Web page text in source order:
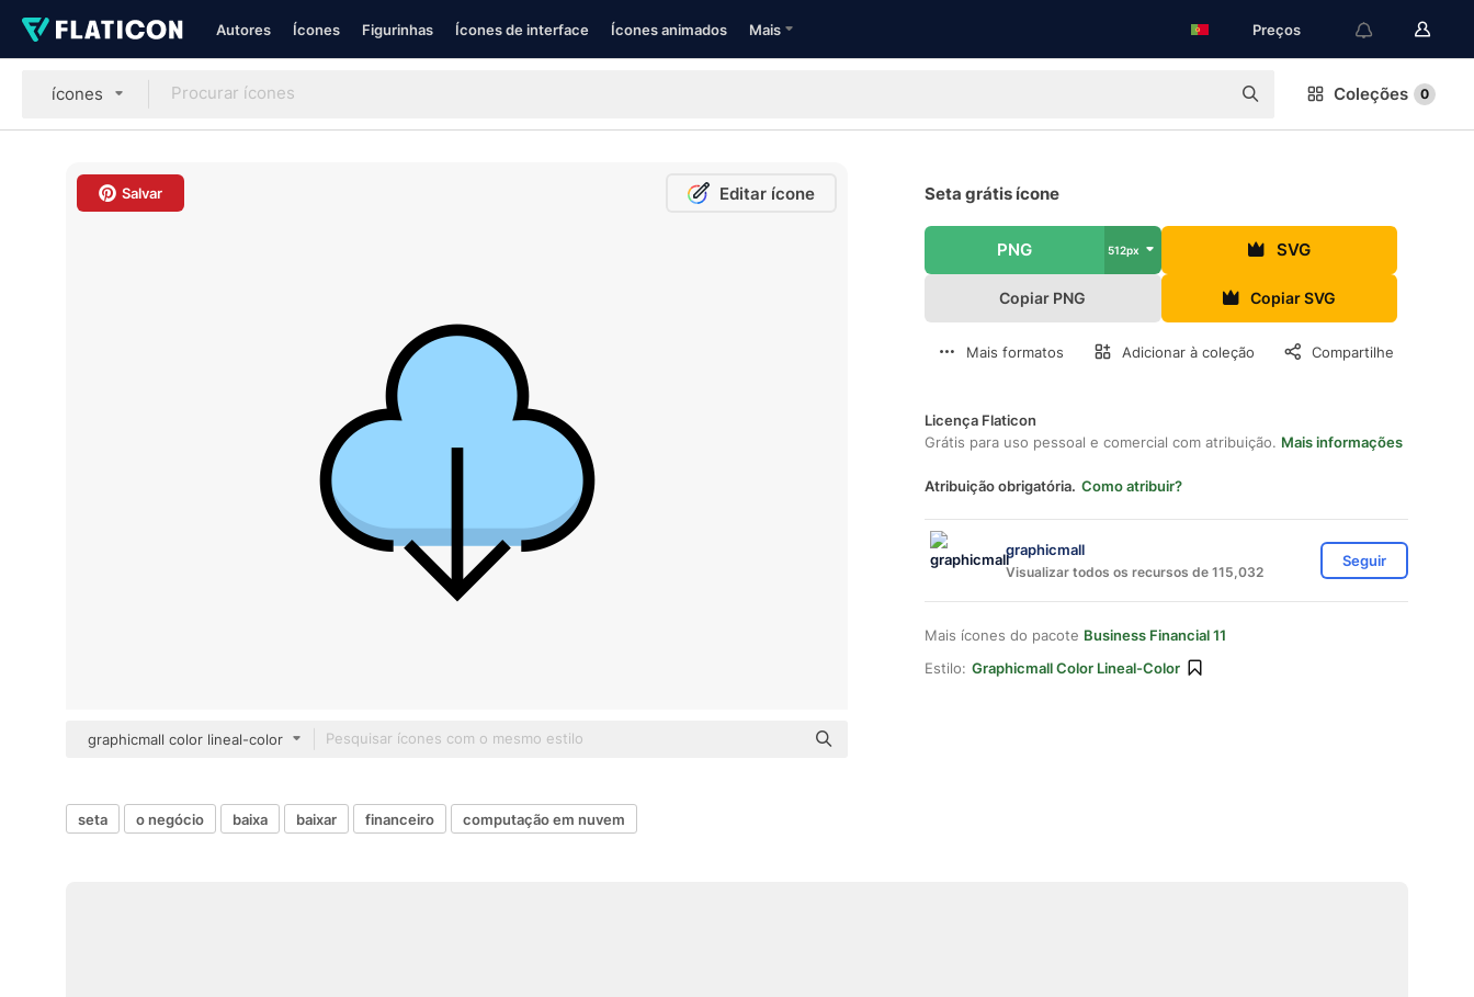
Autores Ícones Figurinhas Ícones de interface Ícones animados Mais Preços
ícones Coleções 0
Salvar Editar ícone
graphicmall color lineal-color
Seta grátis ícone
PNG 512px SVG
Copiar PNG Copiar SVG
Mais formatos Adicionar à coleção Compartilhe
Licença Flaticon
Grátis para uso pessoal e comercial com atribuição. Mais informações
Atribuição obrigatória. Como atribuir?
graphicmall
Visualizar todos os recursos de 115,032
Seguir
Mais ícones do pacote Business Financial 11
Estilo: Graphicmall Color Lineal-Color
seta o negócio baixa baixar financeiro computação em nuvem